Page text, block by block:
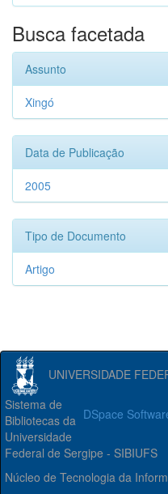
Busca facetada
Assunto
Xingó
Data de Publicação
2005
Tipo de Documento
Artigo
UNIVERSIDADE
DSpace
Sistema de
Bibliotecas da
Universidade
Federal de Sergipe - SIBIUFS
Núcleo de Tecnologia da